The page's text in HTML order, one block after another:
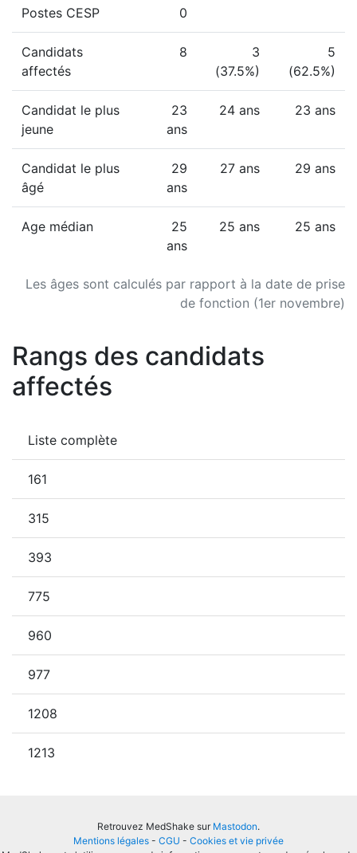
Les âges sont calculés par rapport à la date de prise
de fonction (1er novembre)
Postes CESP 0
Candidats
affectés
8
3
(37.5%)
5
(62.5%)
Candidat le plus
jeune
23
ans
24 ans 23 ans
Candidat le plus
âgé
29
ans
27 ans 29 ans
Age médian
25
ans
25 ans 25 ans
Rangs des candidats
affectés
Liste complète
161
315
393
775
960
977
1208
1213
Retrouvez MedShake sur Mastodon.
Mentions légales - CGU - Cookies et vie privée